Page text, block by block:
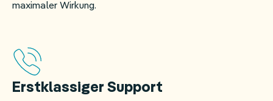
maximaler Wirkung.
Erstklassiger Support